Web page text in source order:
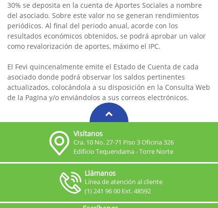
30% se deposita en la cuenta de Aportes Sociales a nombre
del asociado. Sobre este valor no se generan rendimientos
periódicos. Al final del periodo anual, acorde con los
resultados económicos obtenidos, se podrá aprobar un valor
como revalorización de aportes, máximo el IPC.
El Fevi quincenalmente emite el Estado de Cuenta de cada
asociado donde podrá observar los saldos pertinentes
actualizados, colocándola a su disposición en la Consulta Web
de la Pagina y/o enviándolos a sus correos electrónicos.
Visítanos
Cra. 10 No. 27-71 Piso 3 Oficina 326
Edificio Tequendama - Torre Norte
Llámanos
Línea de atención al cliente
(1) 241 96 00 Ext. 48592